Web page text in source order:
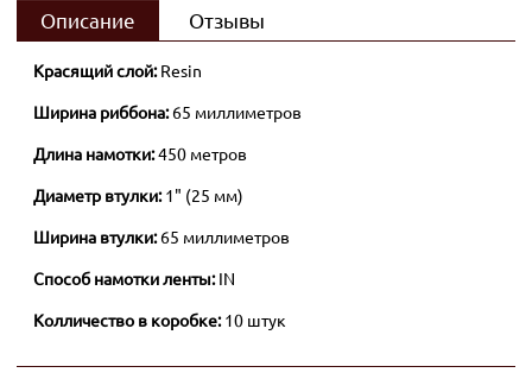
Описание Отзывы
Красящий слой:Resin
Ширина риббона:65 миллиметров
Длина намотки:450 метров
Диаметр втулки:1" (25 мм)
Ширина втулки:65 миллиметров
Способ намотки ленты:IN
Колличество в коробке:10 штук